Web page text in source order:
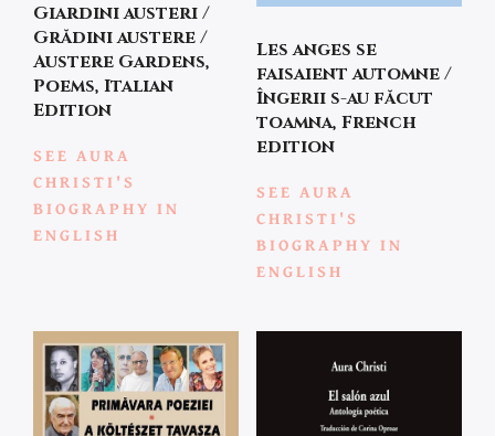
Giardini austeri /
Grădini austere /
Austere Gardens,
Poems, Italian
Edition
SEE AURA
CHRISTI'S
BIOGRAPHY IN
ENGLISH
Les anges se
faisaient automne /
Îngerii s-au făcut
toamna, French
edition
SEE AURA
CHRISTI'S
BIOGRAPHY IN
ENGLISH